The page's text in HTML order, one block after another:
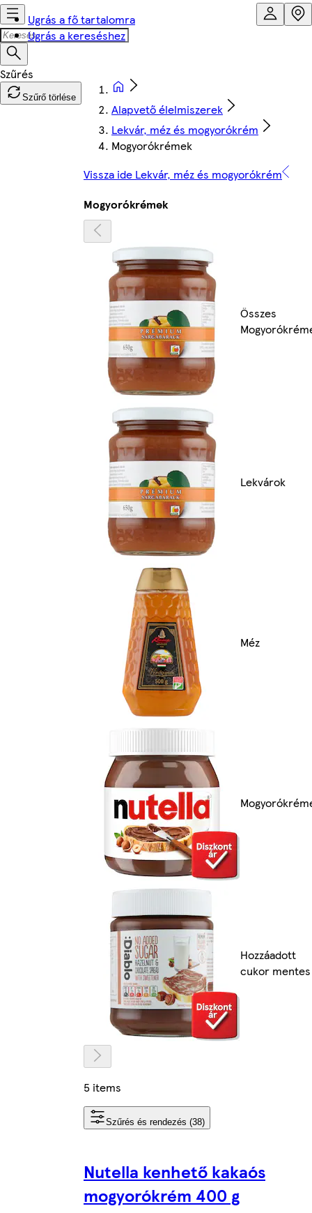
Ugrás a fő tartalomra
Ugrás a kereséshez
Szűrő törlése
Alapvető élelmiszerek
Lekvár, méz és mogyorókrém
Mogyorókrémek
Vissza ide Lekvár, méz és mogyorókrém
Mogyorókrémek
Összes
Lekvárok
Méz
Hozzáadott
cukor mentes
5 items
Szűrés és rendezés (38)
Nutella kenhető kakaós
mogyorókrém 400 g